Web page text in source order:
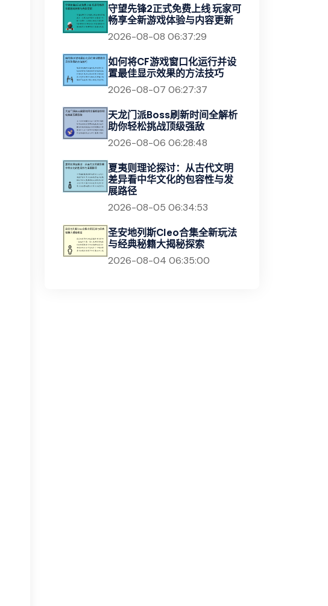
守望先锋2正式免费上线 玩家可
畅享全新游戏体验与内容更新
2026-08-08 06:37:29
如何将CF游戏窗口化运行并设
置最佳显示效果的方法技巧
2026-08-07 06:27:37
天龙门派Boss刷新时间全解析
助你轻松挑战顶级强敌
2026-08-06 06:28:48
夏夷则理论探讨：从古代文明
差异看中华文化的包容性与发
展路径
2026-08-05 06:34:53
圣安地列斯Cleo合集全新玩法
与经典秘籍大揭秘探索
2026-08-04 06:35:00